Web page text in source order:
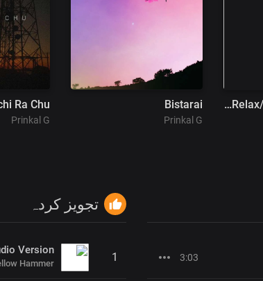
Resham firiri ( Rainy day LOfi Mix) ft Sujal _ Relax/Study/sleep music
Bistarai
Prinkal G
Ra Chu
Prinkal G
3:03
تجویز کردہ
1
Version
Hammer